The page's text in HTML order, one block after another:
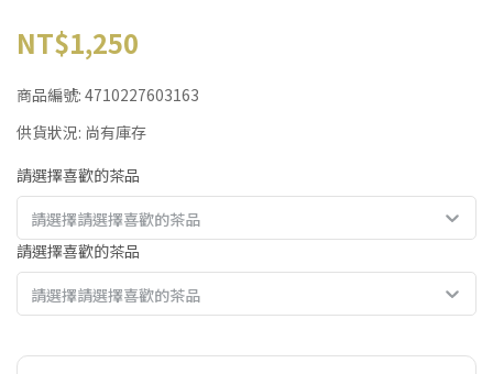
NT$1,250
商品編號: 4710227603163
供貨狀況: 尚有庫存
請選擇喜歡的茶品
請選擇請選擇喜歡的茶品
請選擇喜歡的茶品
請選擇請選擇喜歡的茶品